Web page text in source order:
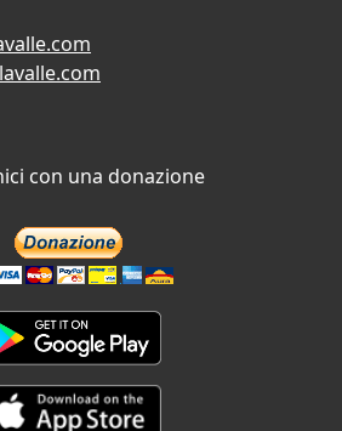
con una donazione